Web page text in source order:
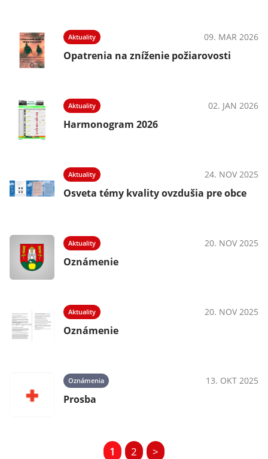
Aktuality 09. MAR 2026
Opatrenia na zníženie požiarovosti
Aktuality 02. JAN 2026
Harmonogram 2026
Aktuality 24. NOV 2025
Osveta témy kvality ovzdušia pre obce
Aktuality 20. NOV 2025
Oznámenie
Aktuality 20. NOV 2025
Oznámenie
Oznámenia 13. OKT 2025
Prosba
1 2 >